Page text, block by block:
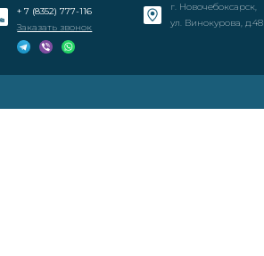
+ 7 (8352) 777-116
Заказать звонок
г. Новочебоксарск,
ул. Винокурова, д.48